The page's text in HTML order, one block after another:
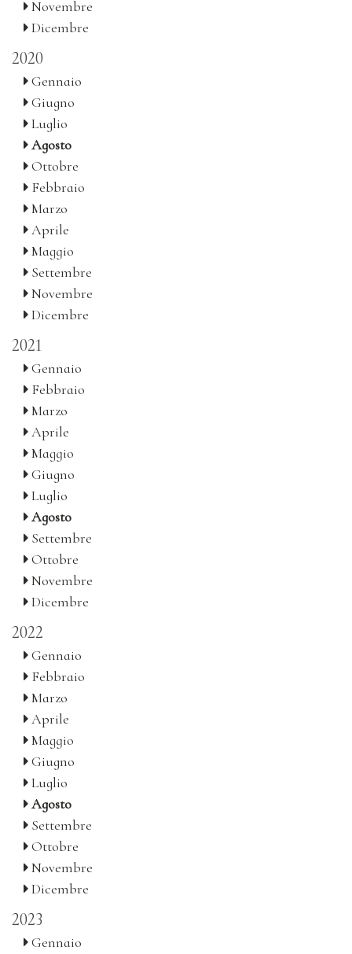
Novembre
Dicembre
2020
Gennaio
Giugno
Luglio
Agosto
Ottobre
Febbraio
Marzo
Aprile
Maggio
Settembre
Novembre
Dicembre
2021
Gennaio
Febbraio
Marzo
Aprile
Maggio
Giugno
Luglio
Agosto
Settembre
Ottobre
Novembre
Dicembre
2022
Gennaio
Febbraio
Marzo
Aprile
Maggio
Giugno
Luglio
Agosto
Settembre
Ottobre
Novembre
Dicembre
2023
Gennaio